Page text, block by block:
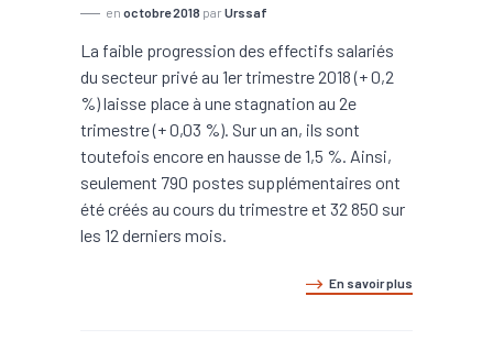
en octobre 2018 par Urssaf
La faible progression des effectifs salariés
du secteur privé au 1er trimestre 2018 (+ 0,2
%) laisse place à une stagnation au 2e
trimestre (+ 0,03 %). Sur un an, ils sont
toutefois encore en hausse de 1,5 %. Ainsi,
seulement 790 postes supplémentaires ont
été créés au cours du trimestre et 32 850 sur
les 12 derniers mois.
En savoir plus